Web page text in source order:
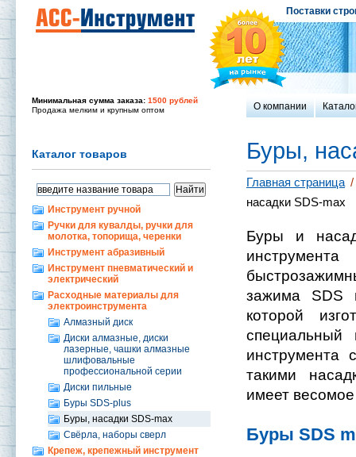
Поставки
О компании
Минимальная сумма заказа: 1500 рублей
Продажа мелким и крупным оптом
Каталог товаров
Инструмент ручной
Ручки для кувалды, ручки для
молотка, топорища, черенки
Инструмент абразивный
Инструмент пневматический и
электрический
Расходные материалы для
электроинструмента
Алмазный диск
Диски алмазные, диски
лазерные, чашки алмазные
шлифовальные
профессиональной серии
Диски пильные
Буры SDS-plus
Буры, насадки SDS-max
Свёрла, наборы сверл
Крепеж, крепежный инструмент
Буры,
Главная страница /
насадки SDS-max
Буры и
зажима SDS
которой
специальный
инструмента
такими
имеет
Буры SDS